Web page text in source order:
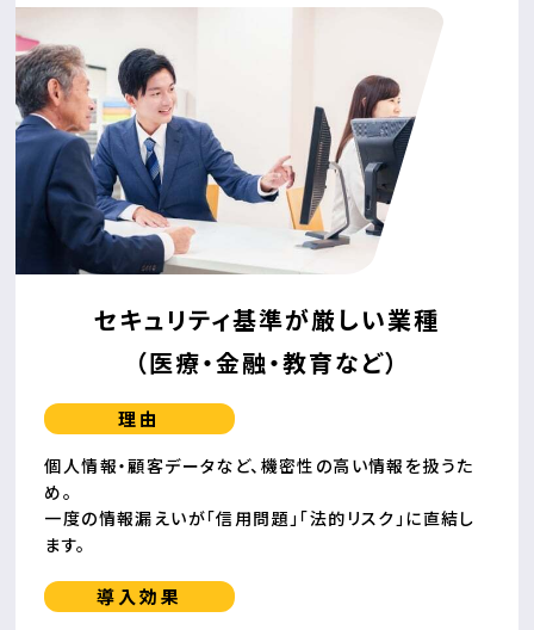
セキュリティ基準が厳しい業種
（医療・金融・教育など）
理由
個人情報・顧客データなど、機密性の高い情報を扱うた
め。
一度の情報漏えいが「信用問題」「法的リスク」に直結し
ます。
導入効果